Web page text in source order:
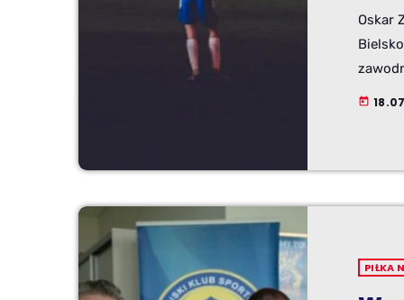
Oskar
2027/
today
PIŁKA